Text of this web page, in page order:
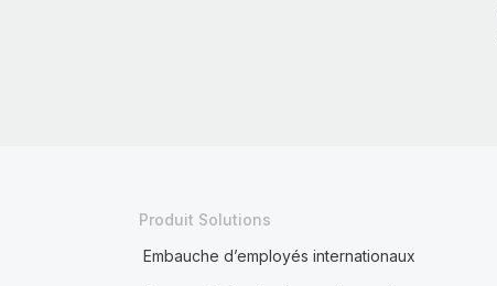
Produit Solutions
Embauche d’employés internationaux